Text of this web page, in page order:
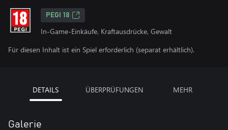
PEGI 18
In-Game-Einkäufe, Kraftausdrücke, Gewalt
Für diesen Inhalt ist ein Spiel erforderlich (separat erhältlich).
DETAILS ÜBERPRÜFUNGEN MEHR
Galerie